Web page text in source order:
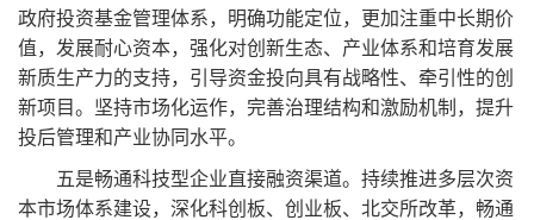
政府投资基金管理体系，明确功能定位，更加注重中长期价
值，发展耐心资本，强化对创新生态、产业体系和培育发展
新质生产力的支持，引导资金投向具有战略性、牵引性的创
新项目。坚持市场化运作，完善治理结构和激励机制，提升
投后管理和产业协同水平。
五是畅通科技型企业直接融资渠道。持续推进多层次资
本市场体系建设，深化科创板、创业板、北交所改革，畅通